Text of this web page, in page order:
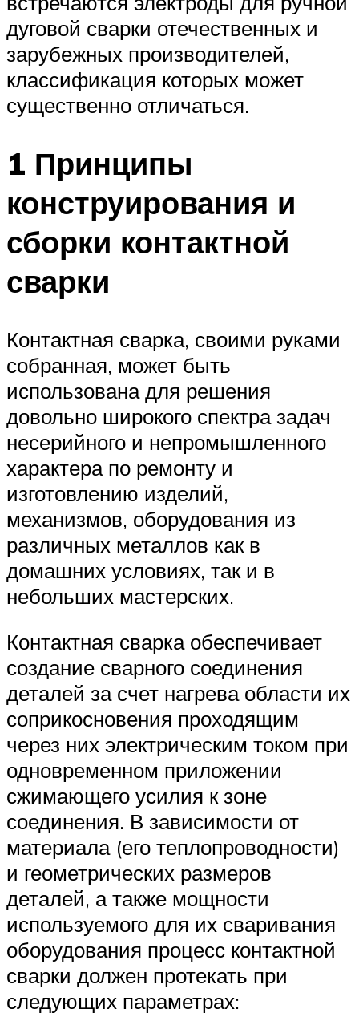
дуговой сварки отечественных и
зарубежных производителей,
классификация которых может
существенно отличаться.
1 Принципы
конструирования и
сборки контактной
сварки
Контактная сварка, своими руками
собранная, может быть
использована для решения
довольно широкого спектра задач
несерийного и непромышленного
характера по ремонту и
изготовлению изделий,
механизмов, оборудования из
различных металлов как в
домашних условиях, так и в
небольших мастерских.
Контактная сварка обеспечивает
создание сварного соединения
деталей за счет нагрева области их
соприкосновения проходящим
через них электрическим током при
одновременном приложении
сжимающего усилия к зоне
соединения. В зависимости от
материала (его теплопроводности)
и геометрических размеров
деталей, а также мощности
используемого для их сваривания
оборудования процесс контактной
сварки должен протекать при
следующих параметрах: